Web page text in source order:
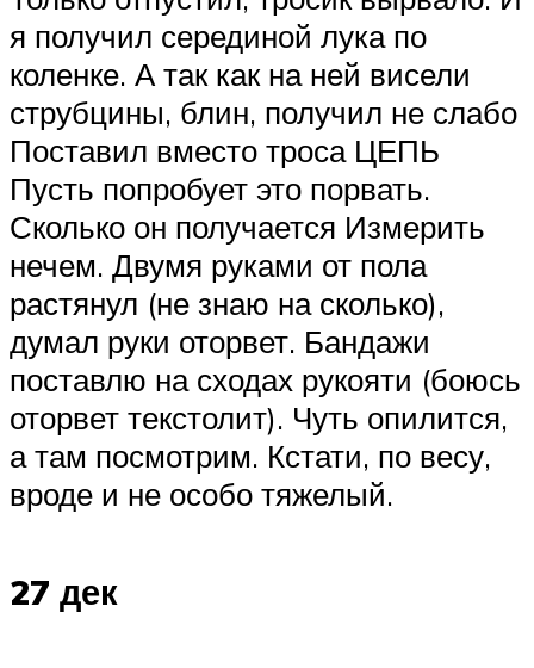
я получил серединой лука по
коленке. А так как на ней висели
струбцины, блин, получил не слабо
Поставил вместо троса ЦЕПЬ
Пусть попробует это порвать.
Сколько он получается Измерить
нечем. Двумя руками от пола
растянул (не знаю на сколько),
думал руки оторвет. Бандажи
поставлю на сходах рукояти (боюсь
оторвет текстолит). Чуть опилится,
а там посмотрим. Кстати, по весу,
вроде и не особо тяжелый.
27 дек